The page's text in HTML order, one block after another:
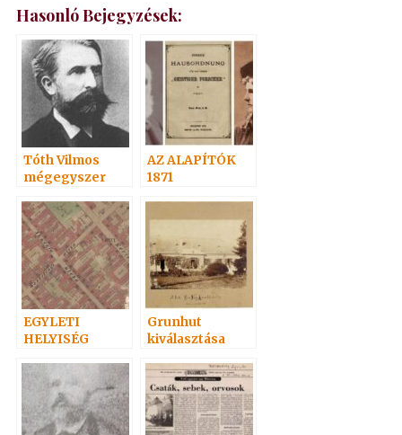
Hasonló Bejegyzések:
Tóth Vilmos
mégegyszer
AZ ALAPÍTÓK
1871
EGYLETI
HELYISÉG
Grunhut
kiválasztása